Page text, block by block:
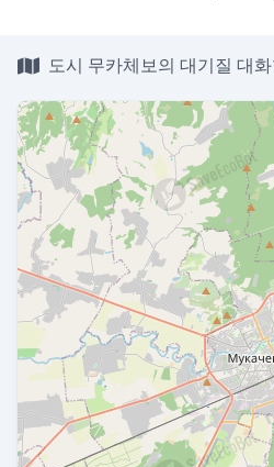
도시 무카체보의 대기질 대